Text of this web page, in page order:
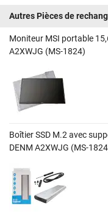
Autres Pièces de
Moniteur MSI portable
A2XWJG (MS-1824)
Boîtier SSD M.2 avec
DENM A2XWJG (MS-